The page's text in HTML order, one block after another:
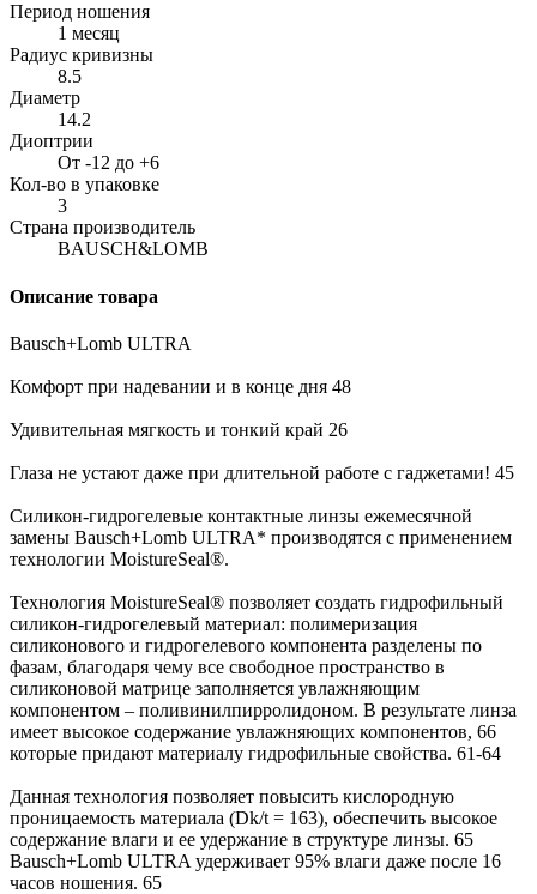
Период ношения
1 месяц
Радиус кривизны
8.5
Диаметр
14.2
Диоптрии
От -12 до +6
Кол-во в упаковке
3
Страна производитель
BAUSCH&LOMB
Описание товара
Bausch+Lomb ULTRA
Комфорт при надевании и в конце дня 48
Удивительная мягкость и тонкий край 26
Глаза не устают даже при длительной работе с гаджетами! 45
Силикон-гидрогелевые контактные линзы ежемесячной
замены Bausch+Lomb ULTRA* производятся с применением
технологии MoistureSeal®.
Технология MoistureSeal® позволяет создать гидрофильный
силикон-гидрогелевый материал: полимеризация
силиконового и гидрогелевого компонента разделены по
фазам, благодаря чему все свободное пространство в
силиконовой матрице заполняется увлажняющим
компонентом – поливинилпирролидоном. В результате линза
имеет высокое содержание увлажняющих компонентов, 66
которые придают материалу гидрофильные свойства. 61-64
Данная технология позволяет повысить кислородную
проницаемость материала (Dk/t = 163), обеспечить высокое
содержание влаги и ее удержание в структуре линзы. 65
Bausch+Lomb ULTRA удерживает 95% влаги даже после 16
часов ношения. 65